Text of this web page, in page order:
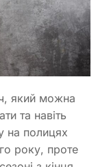
який можна
та навіть
на полицях
року, проте